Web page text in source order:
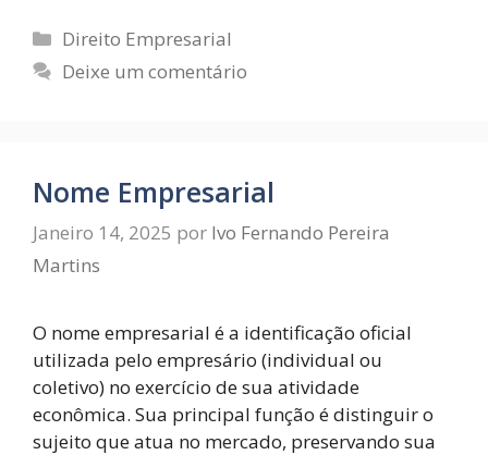
Direito Empresarial
Deixe um comentário
Nome Empresarial
Janeiro 14, 2025 por Ivo Fernando Pereira
Martins
O nome empresarial é a identificação oficial
utilizada pelo empresário (individual ou
coletivo) no exercício de sua atividade
econômica. Sua principal função é distinguir o
sujeito que atua no mercado, preservando sua